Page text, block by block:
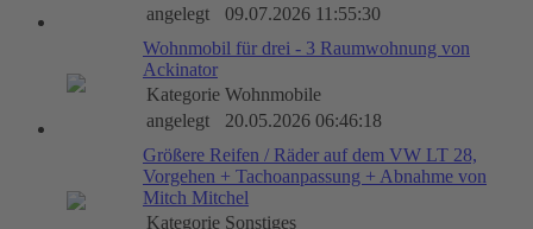
angelegt
09.07.2026 11:55:30
Wohnmobil für drei - 3 Raumwohnung von
Ackinator
Kategorie Wohnmobile
angelegt
20.05.2026 06:46:18
Größere Reifen / Räder auf dem VW LT 28,
Vorgehen + Tachoanpassung + Abnahme von
Mitch Mitchel
Kategorie Sonstiges